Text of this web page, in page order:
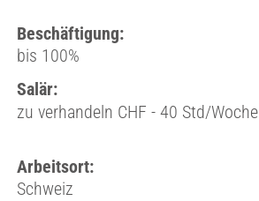
Beschäftigung:
bis 100%
Salär:
zu verhandeln CHF - 40 Std/Woche
Arbeitsort:
Schweiz